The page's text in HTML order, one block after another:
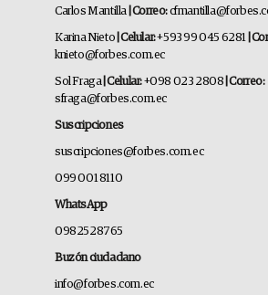
Carlos Mantilla | Correo:
Karina Nieto | Celular:+593 99 045 6281 |
knieto@forbes.com.ec
Sol Fraga| Celular:+098 023 2808 | Correo:
sfraga@forbes.com.ec
Suscripciones
suscripciones@forbes.com.ec
099 001 8110
WhatsApp
0982528765
Buzón ciudadano
info@forbes.com.ec